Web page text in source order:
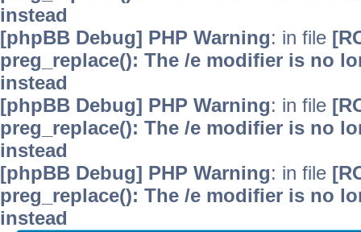
instead
[phpBB Debug] PHP Warning: in file
preg_replace(): The /e modifier is no
instead
[phpBB Debug] PHP Warning: in file
preg_replace(): The /e modifier is no
instead
[phpBB Debug] PHP Warning: in file
preg_replace(): The /e modifier is no
instead